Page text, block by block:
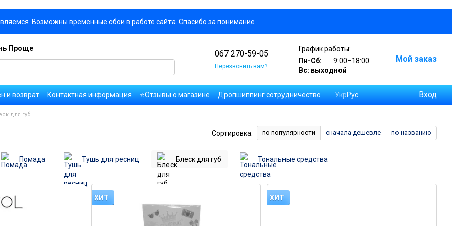
Возможны временные сбои в работе сайта. Спасибо за понимание
Проще
067 270-59-05
Перезвонить вам?
График работы:
Пн-Сб:
9:00–18:00
Вс: выходной
Мой заказ
и возврат Контактная информация ⭐Отзывы о магазине
Дропшиппинг сотрудничество
соглашение
Правила публикации комментариев и отзывов
Вакансии компании
УкрРус Вход
для губ
Сортировка: по популярности сначала дешевле по названию
Помада Тушь для ресниц Блеск для губ Тональные средства
ХИТ ХИТ